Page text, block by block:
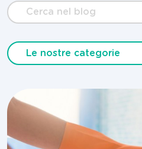
Cerca
nel
Le nostre categorie